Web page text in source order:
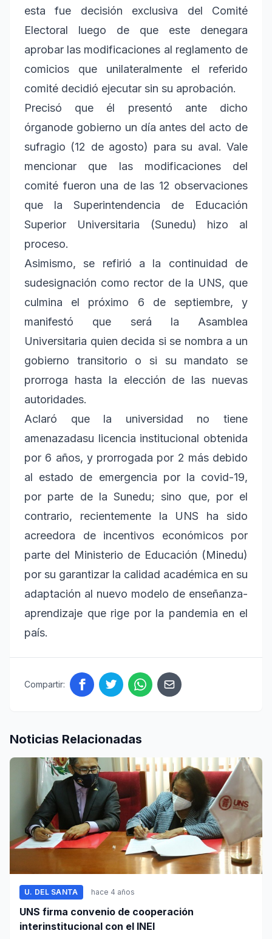
esta fue decisión exclusiva del Comité
Electoral luego de que este denegara
aprobar las modificaciones al reglamento de
comicios que unilateralmente el referido
comité decidió ejecutar sin su aprobación.
Precisó que él presentó ante dicho
órganode gobierno un día antes del acto de
sufragio (12 de agosto) para su aval. Vale
mencionar que las modificaciones del
comité fueron una de las 12 observaciones
que la Superintendencia de Educación
Superior Universitaria (Sunedu) hizo al
proceso.
Asimismo, se refirió a la continuidad de
sudesignación como rector de la UNS, que
culmina el próximo 6 de septiembre, y
manifestó que será la Asamblea
Universitaria quien decida si se nombra a un
gobierno transitorio o si su mandato se
prorroga hasta la elección de las nuevas
autoridades.
Aclaró que la universidad no tiene
amenazadasu licencia institucional obtenida
por 6 años, y prorrogada por 2 más debido
al estado de emergencia por la covid-19,
por parte de la Sunedu; sino que, por el
contrario, recientemente la UNS ha sido
acreedora de incentivos económicos por
parte del Ministerio de Educación (Minedu)
por su garantizar la calidad académica en su
adaptación al nuevo modelo de enseñanza-
aprendizaje que rige por la pandemia en el
país.
Compartir:
Noticias Relacionadas
U. DEL SANTA hace 4 años
UNS firma convenio de cooperación
interinstitucional con el INEI